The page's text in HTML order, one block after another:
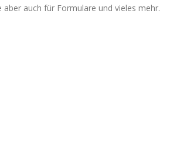
auch für Formulare und vieles mehr.